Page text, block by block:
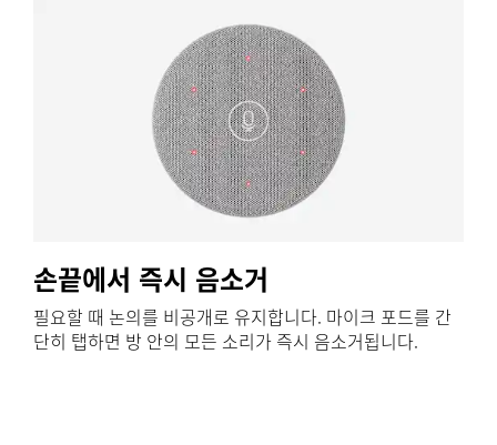
손끝에서 즉시 음소거
필요할 때 논의를 비공개로 유지합니다. 마이크 포드를 간
단히 탭하면 방 안의 모든 소리가 즉시 음소거됩니다.